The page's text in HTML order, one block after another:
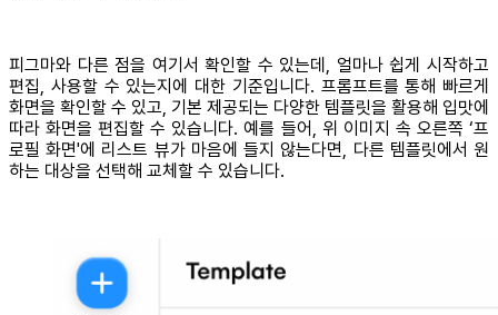
피그마와 다른 점을 여기서 확인할 수 있는데, 얼마나 쉽게 시작하고
편집, 사용할 수 있는지에 대한 기준입니다. 프롬프트를 통해 빠르게
화면을 확인할 수 있고, 기본 제공되는 다양한 템플릿을 활용해 입맛에
따라 화면을 편집할 수 있습니다. 예를 들어, 위 이미지 속 오른쪽 ‘프
로필 화면'에 리스트 뷰가 마음에 들지 않는다면, 다른 템플릿에서 원
하는 대상을 선택해 교체할 수 있습니다.